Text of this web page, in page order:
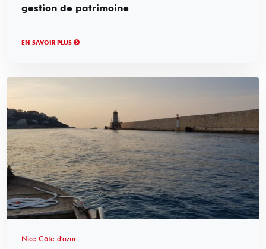
gestion de patrimoine
EN SAVOIR PLUS
Nice Côte d'azur